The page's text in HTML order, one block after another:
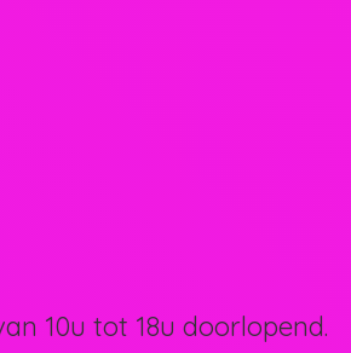
10u tot 18u doorlopend.